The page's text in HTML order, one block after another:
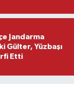
Jandarma
Gülter, Yüzbaşı
Etti